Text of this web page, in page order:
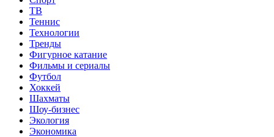
ТВ
Теннис
Технологии
Тренды
Фигурное катание
Фильмы и сериалы
Футбол
Хоккей
Шахматы
Шоу-бизнес
Экология
Экономика